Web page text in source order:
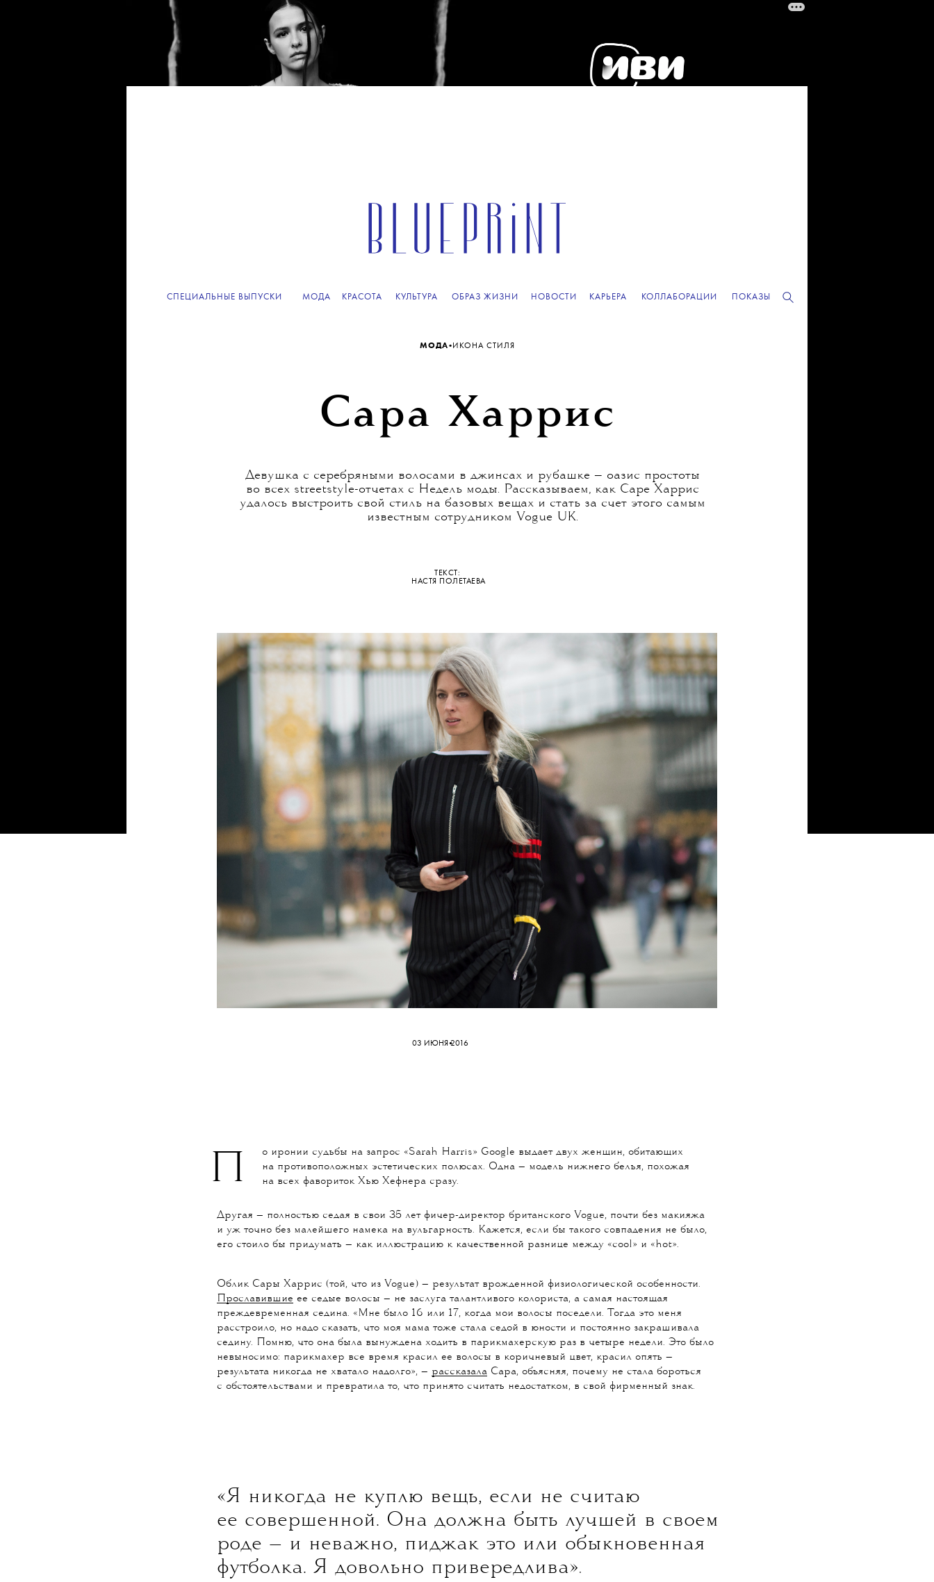
СПЕЦИАЛЬНЫЕ ВЫПУСКИ МОДА КРАСОТА КУЛЬТУРА ОБРАЗ ЖИЗНИ НОВОСТИ КАРЬЕРА КОЛЛАБОРАЦИИ ПОКАЗЫ
МОДА•ИКОНА СТИЛЯ
Сара Харрис
Девушка с серебряными волосами в джинсах и рубашке — оазис простоты
во всех streetstyle-отчетах с Недель моды. Рассказываем, как Саре Харрис
удалось выстроить свой стиль на базовых вещах и стать за счет этого самым
известным сотрудником Vogue UK.
ТЕКСТ:
НАСТЯ ПОЛЕТАЕВА
•
03 ИЮНЯ 2016
о иронии судьбы на запрос «Sarah Harris» Google выдает двух женщин, обитающих
на противоположных эстетических полюсах. Одна — модель нижнего белья, похожая
на всех фавориток Хью Хефнера сразу.
Другая — полностью седая в свои 35 лет фичер-директор британского Vogue, почти без макияжа
и уж точно без малейшего намека на вульгарность. Кажется, если бы такого совпадения не было,
его стоило бы придумать — как иллюстрацию к качественной разнице между «cool» и «hot».
Облик Сары Харрис (той, что из Vogue) — результат врожденной физиологической особенности.
Прославившие ее седые волосы — не заслуга талантливого колориста, а самая настоящая
преждевременная седина. «Мне было 16 или 17, когда мои волосы поседели. Тогда это меня
расстроило, но надо сказать, что моя мама тоже стала седой в юности и постоянно закрашивала
седину. Помню, что она была вынуждена ходить в парикмахерскую раз в четыре недели. Это было
невыносимо: парикмахер все время красил ее волосы в коричневый цвет, красил опять —
результата никогда не хватало надолго», — рассказала Сара, объясняя, почему не стала бороться
с обстоятельствами и превратила то, что принято считать недостатком, в свой фирменный знак.
П
«Я никогда не куплю вещь, если не считаю
ее совершенной. Она должна быть лучшей в своем
роде — и неважно, пиджак это или обыкновенная
футболка. Я довольно привередлива»​.